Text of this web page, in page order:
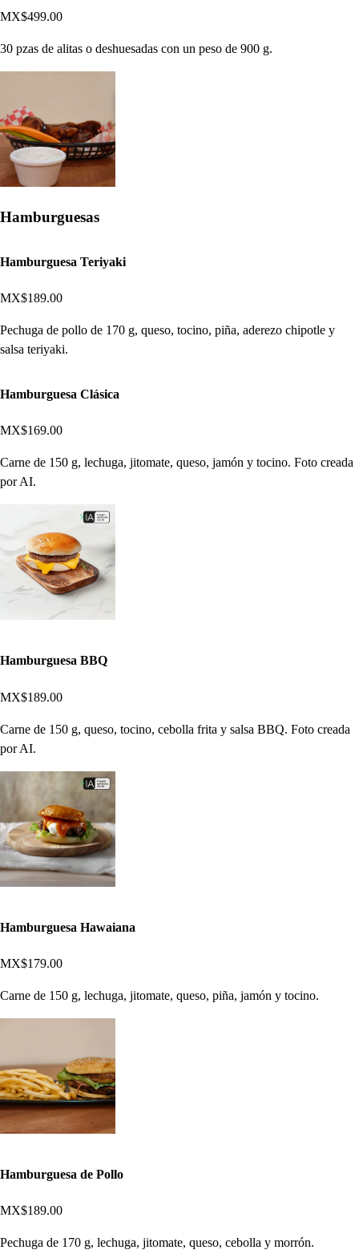
MX$499.00
30 pzas de alitas o deshuesadas con un peso de 900 g.
Hamburguesas
Hamburguesa Teriyaki
MX$189.00
Pechuga de pollo de 170 g, queso, tocino, piña, aderezo chipotle y
salsa teriyaki.
Hamburguesa Clásica
MX$169.00
Carne de 150 g, lechuga, jitomate, queso, jamón y tocino. Foto creada
por AI.
Hamburguesa BBQ
MX$189.00
Carne de 150 g, queso, tocino, cebolla frita y salsa BBQ. Foto creada
por AI.
Hamburguesa Hawaiana
MX$179.00
Carne de 150 g, lechuga, jitomate, queso, piña, jamón y tocino.
Hamburguesa de Pollo
MX$189.00
Pechuga de 170 g, lechuga, jitomate, queso, cebolla y morrón.